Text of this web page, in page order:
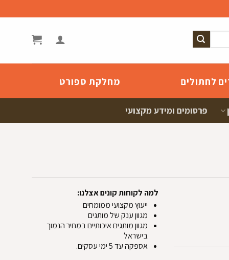
לחתולים מחלקת ספורט
פרסומים ומידע מקצועי
למה לקוחות קונים אצלנו:
ייעוץ מקצועי ממומחים
מגוון ענק של מותגים
מגוון מותגים איכותיים במחיר הנמוך
בישראל
אספקה עד 5 ימי עסקים.